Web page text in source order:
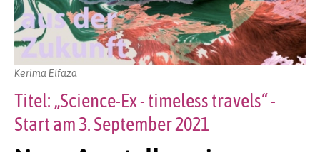
Titel: „Science-Ex - timeless travels“ -
Start am 3. September 2021
Kerima Elfaza